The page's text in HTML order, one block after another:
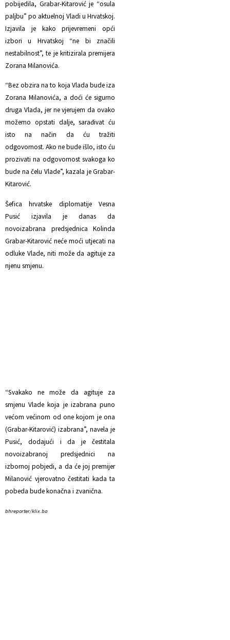
pobijedila, Grabar-Kitarović je “osula
paljbu” po aktuelnoj Vladi u Hrvatskoj.
Izjavila je kako prijevremeni opći
izbori u Hrvatskoj “ne bi značili
nestabilnost”, te je kritizirala premijera
Zorana Milanovića.
“Bez obzira na to koja Vlada bude iza
Zorana Milanovića, a doći će sigurno
druga Vlada, jer ne vjerujem da ovako
možemo opstati dalje, sarađivat ću
isto na način da ću tražiti
odgovornost. Ako ne bude išlo, isto ću
prozivati na odgovornost svakoga ko
bude na čelu Vlade”, kazala je Grabar-
Kitarović.
Šefica hrvatske diplomatije Vesna
Pusić izjavila je danas da
novoizabrana predsjednica Kolinda
Grabar-Kitarović neće moći utjecati na
odluke Vlade, niti može da agituje za
njenu smjenu.
“Svakako ne može da agituje za
smjenu Vlade koja je izabrana puno
većom većinom od one kojom je ona
(Grabar-Kitarović) izabrana”, navela je
Pusić, dodajući i da je čestitala
novoizabranoj predsjednici na
izbornoj pobjedi, a da će joj premijer
Milanović vjerovatno čestitati kada ta
pobeda bude konačna i zvanična.
bhreporter/klix.ba